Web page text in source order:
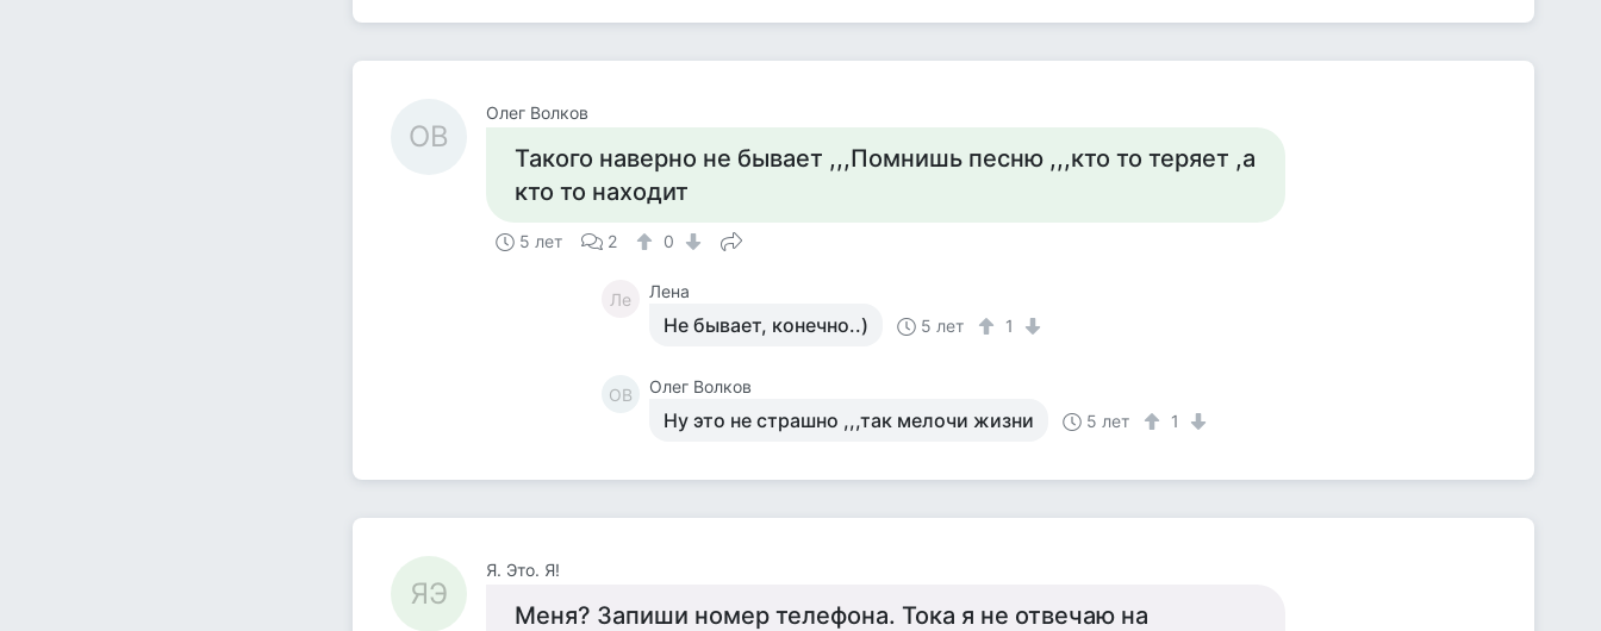
ОВ
Олег Волков
Такого наверно не бывает ,,,Помнишь песню ,,,кто то теряет ,а
кто то находит
5 лет 2 0
Ле Лена
Не бывает, конечно..) 5 лет 1
ОВ Олег Волков
Ну это не страшно ,,,так мелочи жизни 5 лет 1
ЯЭ
Я. Это. Я!
Меня? Запиши номер телефона. Тока я не отвечаю на